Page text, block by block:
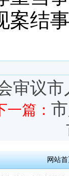
案结
审议
一篇：
网站